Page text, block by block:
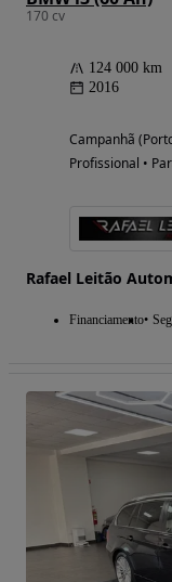
170 cv
124 000 km
2016
Campanhã
Profissional •
Rafael Leitão
Financiamento